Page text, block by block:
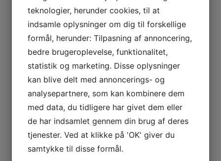
NYHEDER
Strandtudsernes skæbne i kølvandet på stormfloden
zoologiske haver
50 års jubilæum
LIFE Fonden – Fight the Bite og Extractors
Koelbjergmanden & Istiden
teknologier, herunder cookies, til at
indsamle oplysninger om dig til forskellige
formål, herunder: Tilpasning af annoncering,
bedre brugeroplevelse, funktionalitet,
statistik og marketing. Disse oplysninger
kan blive delt med annoncerings- og
analysepartnere, som kan kombinere dem
med data, du tidligere har givet dem eller
de har indsamlet gennem din brug af deres
tjenester. Ved at klikke på 'OK' giver du
samtykke til disse formål.